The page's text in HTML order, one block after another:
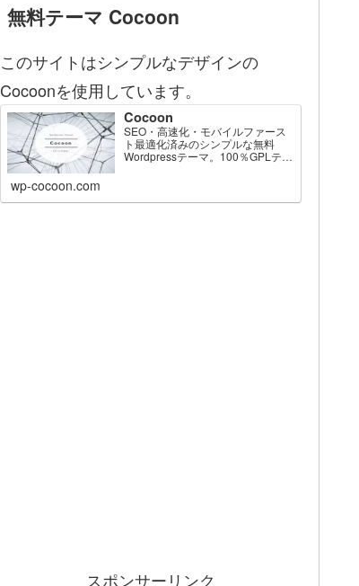
無料テーマ Cocoon
このサイトはシンプルなデザインの
Cocoonを使用しています。
Cocoon
SEO・高速化・モバイルファース
ト最適化済みのシンプルな無料
Wordpressテーマ。100％GPLテー
wp-cocoon.com
スポンサーリンク